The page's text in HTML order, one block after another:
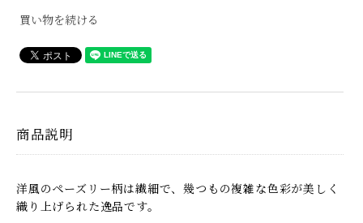
買い物を続ける
商品説明
洋風のペーズリー柄は繊細で、幾つもの複雑な色彩が美しく
織り上げられた逸品です。